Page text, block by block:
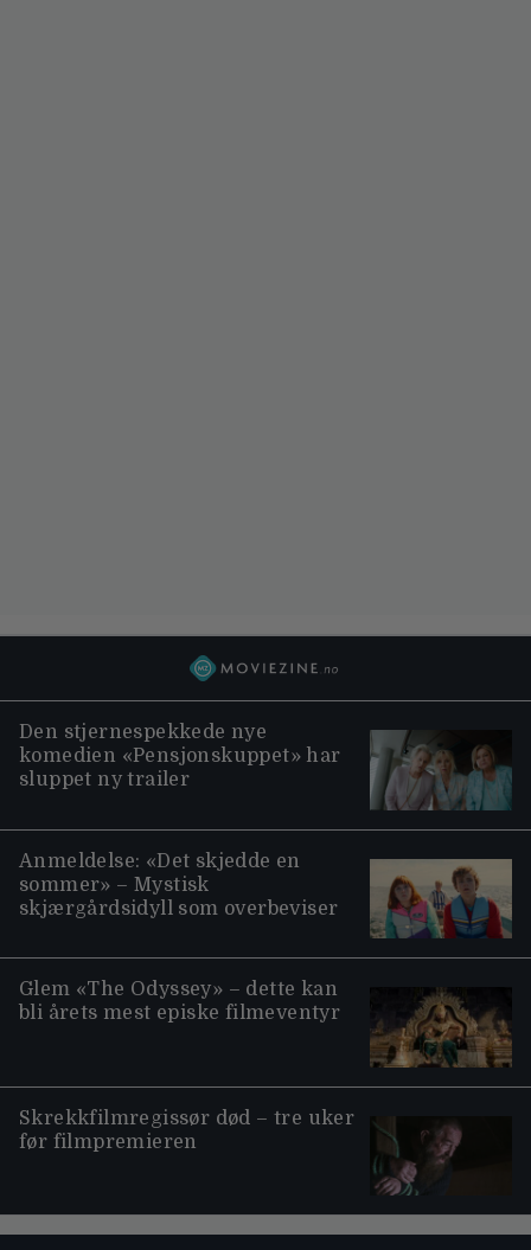
Den stjernespekkede nye
komedien «Pensjonskuppet» har
sluppet ny trailer
Anmeldelse: «Det skjedde en
sommer» – Mystisk
skjærgårdsidyll som overbeviser
Glem «The Odyssey» – dette kan
bli årets mest episke filmeventyr
Skrekkfilmregissør død – tre uker
før filmpremieren